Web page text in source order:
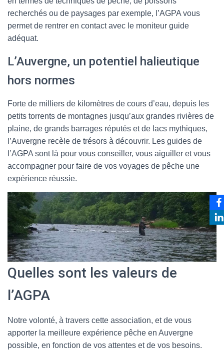
recherchés ou de paysages par exemple, l’AGPA vous
permet de rentrer en contact avec le moniteur guide
adéquat.
L’Auvergne, un potentiel halieutique
hors normes
Forte de milliers de kilomètres de cours d’eau, depuis les
petits torrents de montagnes jusqu’aux grandes rivières de
plaine, de grands barrages réputés et de lacs mythiques,
l’Auvergne recèle de trésors à découvrir. Les guides de
l’AGPA sont là pour vous conseiller, vous aiguiller et vous
accompagner pour faire de vos voyages de pêche une
expérience réussie.
Quelles sont les valeurs de
l’AGPA
Notre volonté, à travers cette association, et de vous
apporter la meilleure expérience pêche en Auvergne
possible, en fonction de vos attentes et de vos besoins.